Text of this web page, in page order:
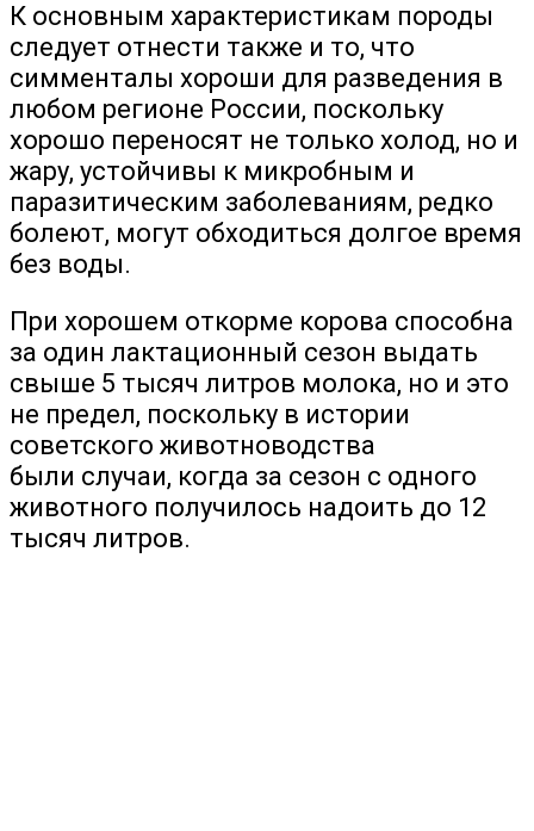
К основным характеристикам породы
следует отнести также и то, что
симменталы хороши для разведения в
любом регионе России, поскольку
хорошо переносят не только холод, но и
жару, устойчивы к микробным и
паразитическим заболеваниям, редко
болеют, могут обходиться долгое время
без воды.
При хорошем откорме корова способна
за один лактационный сезон выдать
свыше 5 тысяч литров молока, но и это
не предел, поскольку в истории
советского животноводства
были случаи, когда за сезон с одного
животного получилось надоить до 12
тысяч литров.